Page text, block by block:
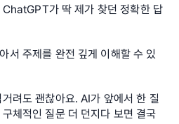
가 딱 제가 찾던 정확한 답
서 주제를 완전 깊게 이해할 수 있
려도 괜찮아요. AI가 앞에서 한 질
체적인 질문 더 던지다 보면 결국